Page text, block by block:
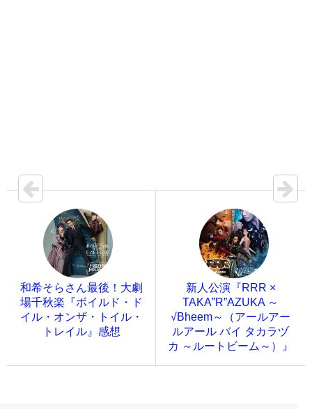
和希そらさん最後！大劇
場千秋楽『ボイルド・ド
イル・オンザ・トイル・
トレイル』感想
新人公演『RRR ×
TAKA”R”AZUKA ～
√Bheem～（アールアー
ルアール バイ タカラヅ
カ ～ルートビーム～）』